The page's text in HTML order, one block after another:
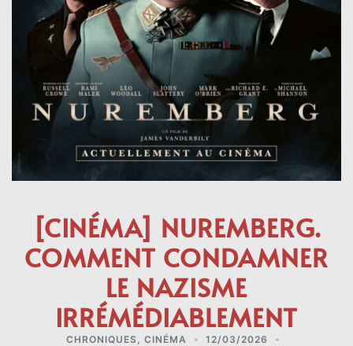
[CINÉMA] NUREMBERG.
COMMENT CONDAMNER
LE NAZISME
IRRÉMÉDIABLEMENT
CHRONIQUES CINÉMA
12/03/2026